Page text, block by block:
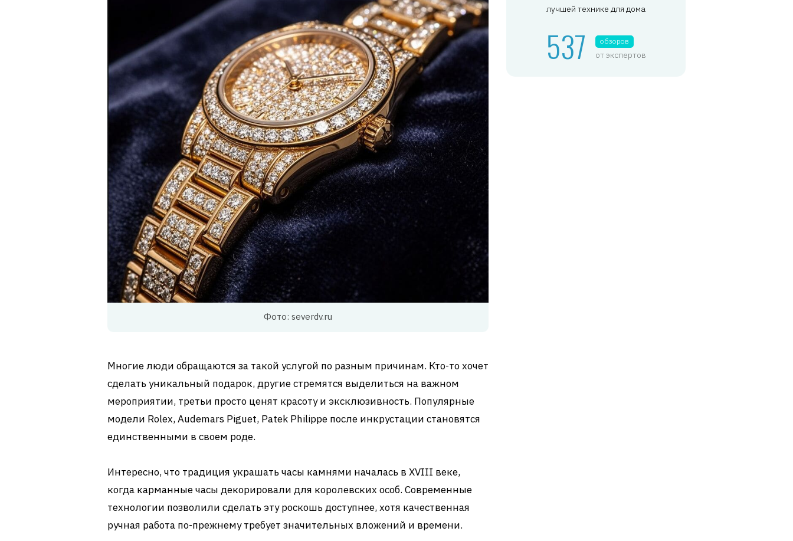
Фото: severdv.ru
Многие люди обращаются за такой услугой по разным причинам. Кто-то хочет
сделать уникальный подарок, другие стремятся выделиться на важном
мероприятии, третьи просто ценят красоту и эксклюзивность. Популярные
модели Rolex, Audemars Piguet, Patek Philippe после инкрустации становятся
единственными в своем роде.
Интересно, что традиция украшать часы камнями началась в XVIII веке,
когда карманные часы декорировали для королевских особ. Современные
технологии позволили сделать эту роскошь доступнее, хотя качественная
ручная работа по-прежнему требует значительных вложений и времени.
лучшей технике для дома
537 обзоров
от экспертов